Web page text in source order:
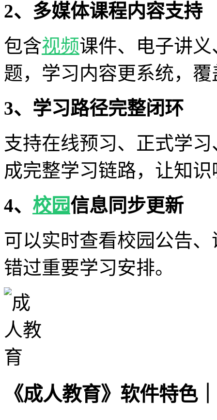
2、多媒体课程内容支持
包含视频课件、电子讲
题，学习内容更系统，
3、学习路径完整闭环
支持在线预习、正式学
成完整学习链路，让知
4、 校园信息同步更新
可以实时查看校园公告
错过重要学习安排。
《成人教育》软件特色